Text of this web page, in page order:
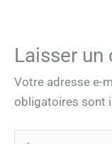
Laisser
Votre adresse e-
obligatoires sont